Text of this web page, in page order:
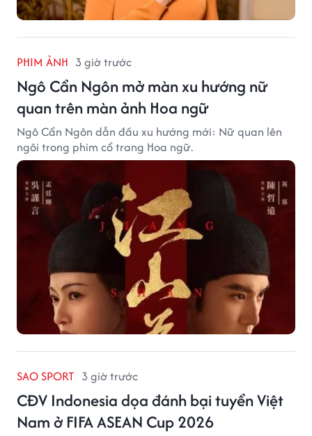
PHIM ẢNH 3 giờ trước
Ngô Cẩn Ngôn mở màn xu hướng nữ
quan trên màn ảnh Hoa ngữ
Ngô Cẩn Ngôn dẫn đầu xu hướng mới: Nữ quan lên
ngôi trong phim cổ trang Hoa ngữ.
SAO SPORT 3 giờ trước
CĐV Indonesia dọa đánh bại tuyển Việt
Nam ở FIFA ASEAN Cup 2026